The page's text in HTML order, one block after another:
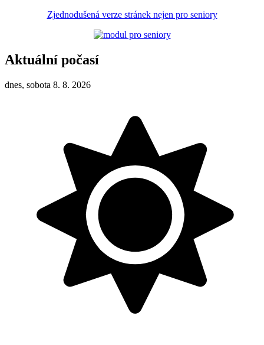
Zjednodušená verze stránek nejen pro seniory
Aktuální počasí
dnes, sobota 8. 8. 2026